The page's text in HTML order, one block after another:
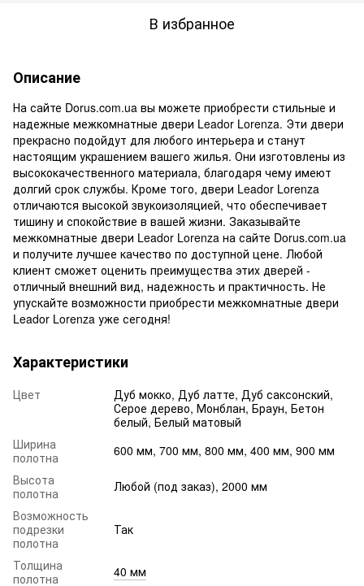
В избранное
Описание
На сайте Dorus.com.ua вы можете приобрести стильные и
надежные межкомнатные двери Leador Lorenza. Эти двери
прекрасно подойдут для любого интерьера и станут
настоящим украшением вашего жилья. Они изготовлены из
высококачественного материала, благодаря чему имеют
долгий срок службы. Кроме того, двери Leador Lorenza
отличаются высокой звукоизоляцией, что обеспечивает
тишину и спокойствие в вашей жизни. Заказывайте
межкомнатные двери Leador Lorenza на сайте Dorus.com.ua
и получите лучшее качество по доступной цене. Любой
клиент сможет оценить преимущества этих дверей -
отличный внешний вид, надежность и практичность. Не
упускайте возможности приобрести межкомнатные двери
Leador Lorenza уже сегодня!
Характеристики
Цвет
Дуб мокко, Дуб латте, Дуб саксонский,
Серое дерево, Монблан, Браун, Бетон
белый, Белый матовый
Ширина
полотна
600 мм, 700 мм, 800 мм, 400 мм, 900 мм
Высота
полотна
Любой (под заказ), 2000 мм
Возможность
подрезки
полотна
Так
Толщина
полотна
40 мм